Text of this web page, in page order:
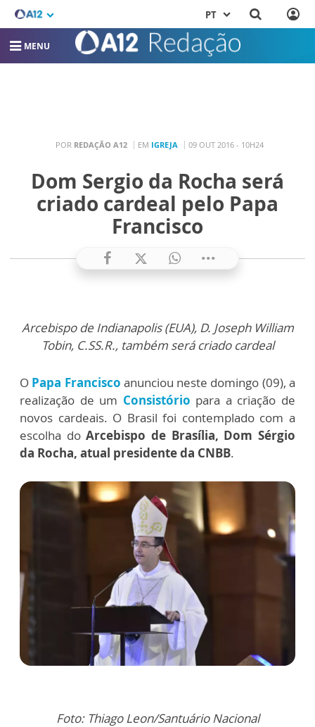
PT
MENU
POR REDAÇÃO A12 EM IGREJA 09 OUT 2016 - 10H24
Dom Sergio da Rocha será
criado cardeal pelo Papa
Francisco
Arcebispo de Indianapolis (EUA), D. Joseph William
Tobin, C.SS.R., também será criado cardeal
O Papa Francisco anunciou neste domingo (09), a
realização de um Consistório para a criação de
novos cardeais. O Brasil foi contemplado com a
escolha doArcebispo de Brasília, Dom Sérgio
da Rocha, atual presidente da CNBB.
Foto: Thiago Leon/Santuário Nacional